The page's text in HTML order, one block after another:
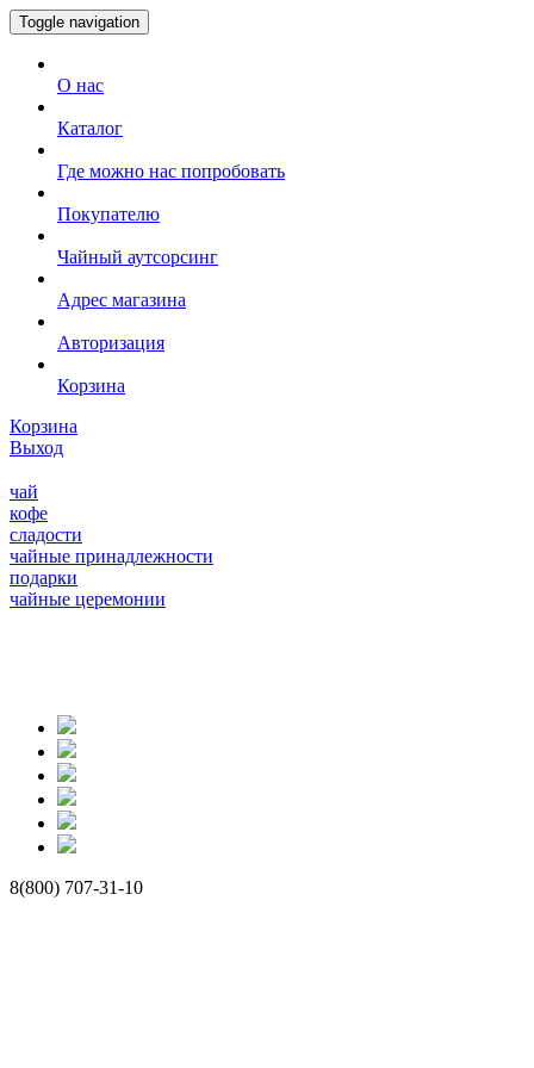
Toggle navigation
О нас
Каталог
Где можно нас попробовать
Покупателю
Чайный аутсорсинг
Адрес магазина
Авторизация
Корзина
Корзина
Выход
чай
кофе
сладости
чайные принадлежности
подарки
чайные церемонии
8(800) 707-31-10